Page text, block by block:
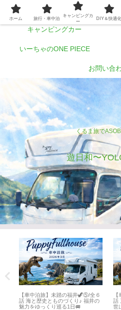
くるま旅で
遊日和〜
ホーム
キャンピングカー
いーちゃのONE PIECE
お問い合
【車中泊旅】未踏の福井🦖⑤/全６
話 海と歴史とものづくり♪ 福井の
魅力をゆっくり巡る1日🚐
話
世
ホーム 旅行・車中泊
キャンピングカ
ー
DIY＆快適化